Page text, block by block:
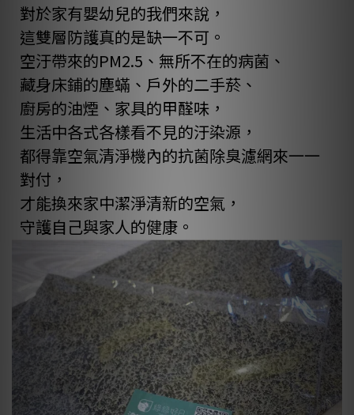
對於家有嬰幼兒的我們來說，
這雙層防護真的是缺一不可。
空汙帶來的PM2.5、無所不在的病菌、
藏身床鋪的塵蟎、戶外的二手菸、
廚房的油煙、家具的甲醛味，
生活中各式各樣看不見的汙染源，
都得靠空氣清淨機內的抗菌除臭濾網來一一
對付，
才能換來家中潔淨清新的空氣，
守護自己與家人的健康。